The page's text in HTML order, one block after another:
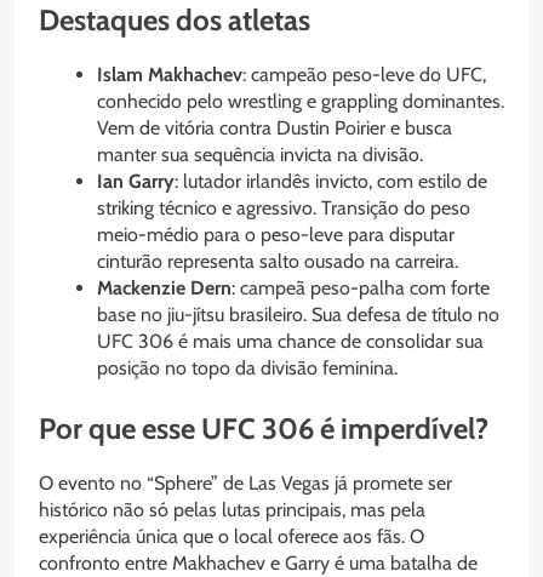
Destaques dos atletas
Islam Makhachev: campeão peso-leve do UFC,
conhecido pelo wrestling e grappling dominantes.
Vem de vitória contra Dustin Poirier e busca
manter sua sequência invicta na divisão.
Ian Garry: lutador irlandês invicto, com estilo de
striking técnico e agressivo. Transição do peso
meio-médio para o peso-leve para disputar
cinturão representa salto ousado na carreira.
Mackenzie Dern: campeã peso-palha com forte
base no jiu-jítsu brasileiro. Sua defesa de título no
UFC 306 é mais uma chance de consolidar sua
posição no topo da divisão feminina.
Por que esse UFC 306 é imperdível?
O evento no “Sphere” de Las Vegas já promete ser
histórico não só pelas lutas principais, mas pela
experiência única que o local oferece aos fãs. O
confronto entre Makhachev e Garry é uma batalha de